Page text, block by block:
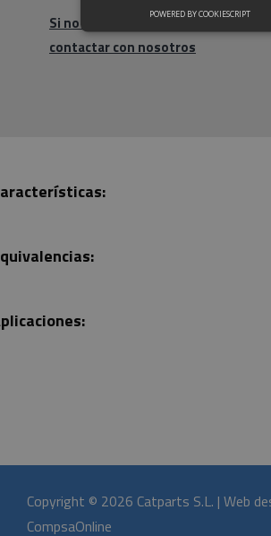
Si no eres cliente, haz click para
contactar con nosotros
Copyright © 2026 Catparts S.L. | Web
CompsaOnline
POWERED BY COOKIESCRIPT